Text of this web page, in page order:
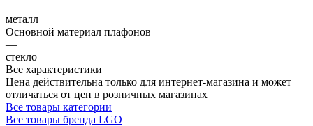
—
металл
Основной материал плафонов
—
стекло
Все характеристики
Цена действительна только для интернет-магазина и может
отличаться от цен в розничных магазинах
Все товары категории
Все товары бренда LGO